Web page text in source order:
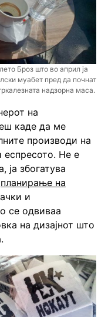
Броз што во април ја
муабет пред да почнат
надзорна маса.
на
каде да ме
производи на
еспресото. Не е
ја збогатува
планирање на
и
се одвиваа
на дизајнот што